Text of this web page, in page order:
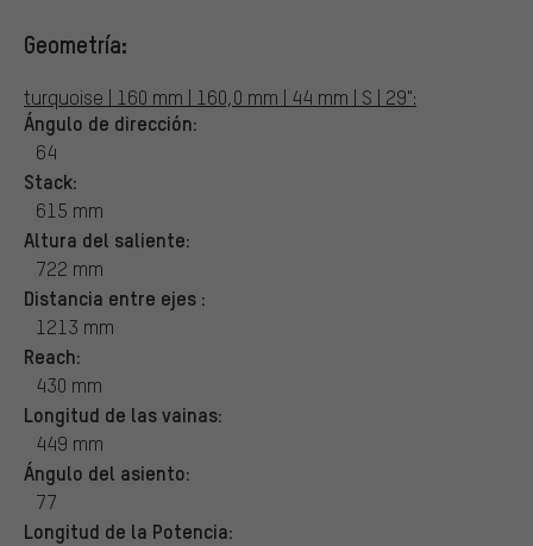
Geometría:
turquoise | 160 mm | 160,0 mm | 44 mm | S | 29":
Ángulo de dirección:
64
Stack:
615 mm
Altura del saliente:
722 mm
Distancia entre ejes :
1213 mm
Reach:
430 mm
Longitud de las vainas:
449 mm
Ángulo del asiento:
77
Longitud de la Potencia: